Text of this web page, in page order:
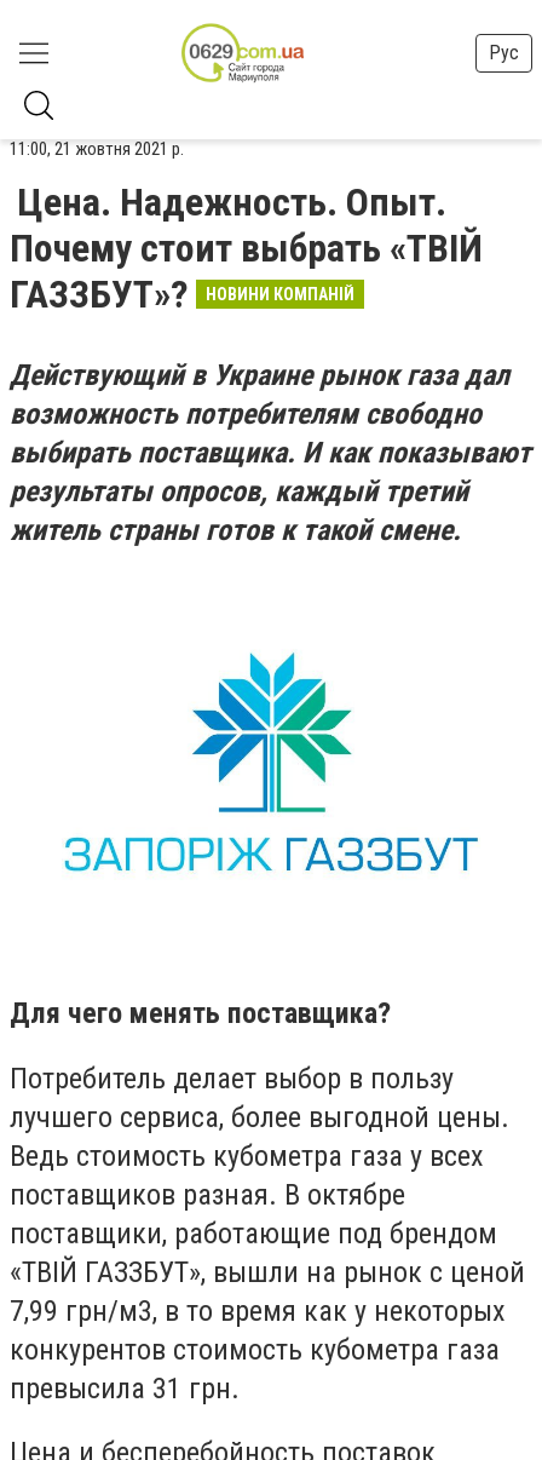
Рус
11:00, 21 жовтня 2021 р.
Цена. Надежность. Опыт.
Почему стоит выбрать «ТВІЙ
ГАЗЗБУТ»?
НОВИНИ КОМПАНІЙ
Действующий в Украине рынок газа дал
возможность потребителям свободно
выбирать поставщика. И как показывают
результаты опросов, каждый третий
житель страны готов к такой смене.
Для чего менять поставщика?
Потребитель делает выбор в пользу
лучшего сервиса, более выгодной цены.
Ведь стоимость кубометра газа у всех
поставщиков разная. В октябре
поставщики, работающие под брендом
«ТВІЙ ГАЗЗБУТ», вышли на рынок с ценой
7,99 грн/м3, в то время как у некоторых
конкурентов стоимость кубометра газа
превысила 31 грн.
Цена и бесперебойность поставок